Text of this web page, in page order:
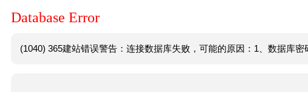
Database Error
(1040) 365建站错误警告：连接数据库失败，可能的原因：1、数据库密